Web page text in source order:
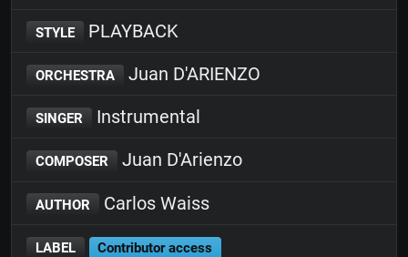
STYLE PLAYBACK
ORCHESTRA Juan D'ARIENZO
SINGER Instrumental
COMPOSER Juan D'Arienzo
AUTHOR Carlos Waiss
LABEL Contributor access